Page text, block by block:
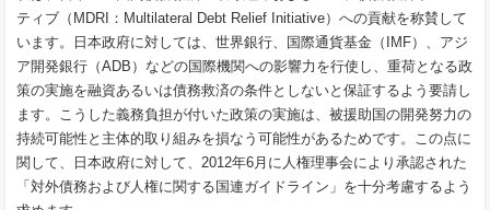
ティブ（MDRI：Multilateral Debt Relief Initiative）への貢献を称賛して
います。日本政府に対しては、世界銀行、国際通貨基金（IMF）、アジ
ア開発銀行（ADB）などの国際機関への影響力を行使し、重荷となる政
策の実施を融資あるいは債務救済の条件としないと保証するよう要請し
ます。こうした義務負担が付いた政策の実施は、被援助国の開発努力の
持続可能性と主体的取り組みを損なう可能性があるためです。この点に
関して、日本政府に対して、2012年6月に人権理事会により承認された
「対外債務および人権に関する国連ガイドライン」を十分考慮するよう